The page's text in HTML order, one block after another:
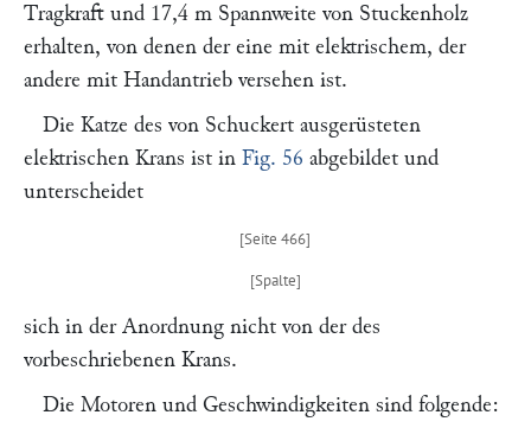
Tragkraft und 17,4 m Spannweite von Stuckenholz
erhalten, von denen der eine mit elektrischem, der
andere mit Handantrieb versehen ist.
Die Katze des von Schuckert ausgerüsteten
elektrischen Krans ist in Fig. 56 abgebildet und
unterscheidet
sich in der Anordnung nicht von der des
vorbeschriebenen Krans.
Die Motoren und Geschwindigkeiten sind folgende: